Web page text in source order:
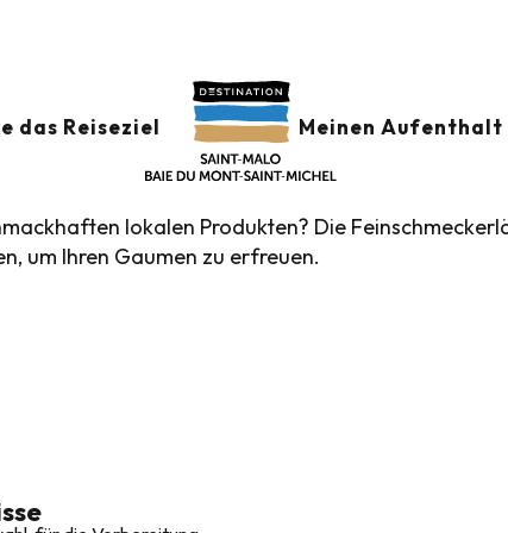
das Reiseziel Meinen
Ajouter aux
lokalen Produkten? Die
um Ihren Gaumen zu erfreuen.